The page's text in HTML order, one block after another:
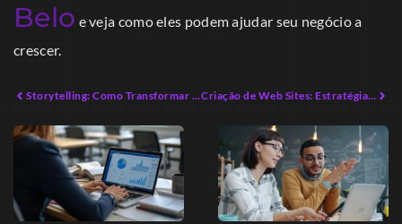
Belo e veja como eles podem ajudar seu negócio a
crescer.
Storytelling: Como Transformar Histórias em Vendas Reais Criação de Web Sites: Estratégias Inovadoras para Empreendedores Modernos